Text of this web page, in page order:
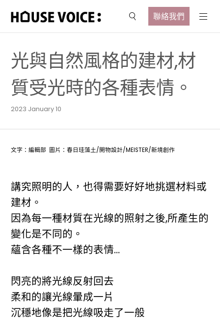
聯絡我們
光與自然風格的建材,材
質受光時的各種表情。
2023 January 10
文字：編輯部 圖片：春日珪藻土/開物設計/MEISTER/新境創作
講究照明的人，也得需要好好地挑選材料或
建材。
因為每一種材質在光線的照射之後,所產生的
變化是不同的。
蘊含各種不一樣的表情…
閃亮的將光線反射回去
柔和的讓光線暈成一片
沉穩地像是把光線吸走了一般